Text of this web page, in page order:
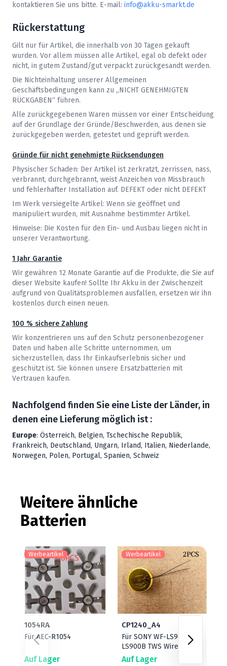
kontaktieren Sie uns bitte. E-mail: info@akku-smarkt.de
Rückerstattung
Gilt nur für Artikel, die innerhalb von 30 Tagen gekauft
wurden. Vor allem müssen alle Artikel, egal ob defekt oder
nicht, in gutem Zustand/gut verpackt zurückgesandt werden.
Die Nichteinhaltung unserer Allgemeinen
Geschäftsbedingungen kann zu „NICHT GENEHMIGTEN
RÜCKGABEN“ führen.
Alle zurückgegebenen Waren müssen vor einer Entscheidung
auf der Grundlage der Gründe/Beschwerden, aus denen sie
zurückgegeben werden, getestet und geprüft werden.
Gründe für nicht genehmigte Rücksendungen
Physischer Schaden: Der Artikel ist zerkratzt, zerrissen, nass,
verbrannt, durchgebrannt, weist Anzeichen von Missbrauch
und fehlerhafter Installation auf. DEFEKT oder nicht DEFEKT
Im Werk versiegelte Artikel: Wenn sie geöffnet und
manipuliert wurden, mit Ausnahme bestimmter Artikel.
Hinweise: Die Kosten für den Ein- und Ausbau liegen nicht in
unserer Verantwortung.
1 Jahr Garantie
Wir gewähren 12 Monate Garantie auf die Produkte, die Sie auf
dieser Website kaufen! Sollte Ihr Akku in der Zwischenzeit
aufgrund von Qualitätsproblemen ausfallen, ersetzen wir ihn
kostenlos durch einen neuen.
100 % sichere Zahlung
Wir konzentrieren uns auf den Schutz personenbezogener
Daten und haben alle Schritte unternommen, um
sicherzustellen, dass Ihr Einkaufserlebnis sicher und
geschützt ist. Sie können unsere Ersatzbatterien mit
Vertrauen kaufen.
Nachfolgend finden Sie eine Liste der Länder, in
denen eine Lieferung möglich ist :
Europe: Österreich, Belgien, Tschechische Republik,
Frankreich, Deutschland, Ungarn, Irland, Italien, Niederlande,
Norwegen, Polen, Portugal, Spanien, Schweiz
Weitere ähnliche
Batterien
Werbeartikel
1054RA
Für AEC-R1054
Auf Lager
Werbeartikel
CP1240_A4
Für SONY WF-LS900N
LS900B TWS Wireless
Earphone
Auf Lager